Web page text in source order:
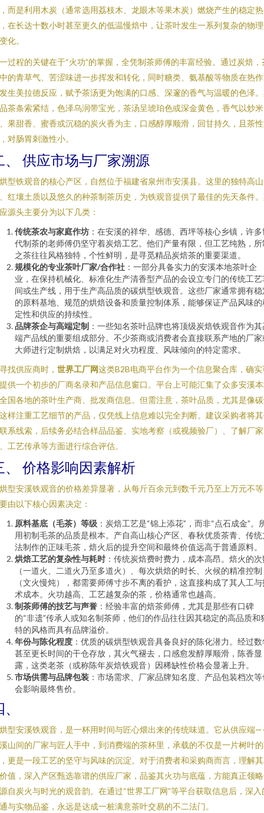
而是利用木炭（通常选用荔枝木、龙眼木等果木炭）燃烧产生的稳定热
在长达十数小时甚至更久的低温慢焙中，让茶叶发生一系列复杂的物
化。
过程的关键在于“火功”的掌握，全凭制茶师傅的丰富经验。通过炭焙，
的青草气、苦涩味进一步挥发和转化，同时糖类、氨基酸等物质在热
生美拉德反应，赋予茶汤更为饱满的口感、深邃的香气与温暖的色泽
茶条索紧结，色泽乌润带宝光，茶汤呈琥珀色或深金黄色，香气以炒米
果甜香、蜜香或沉稳的炭火香为主，口感醇厚顺滑，回甘持久，且茶
对肠胃刺激性小。
、 供应市场与厂家溯源
型铁观音的核心产区，自然位于福建省泉州市安溪县。这里的独特高
红壤土质以及悠久的种茶制茶历史，为铁观音提供了最佳的先天条件
源头主要分为以下几类：
传统茶农与家庭作坊 ：在安溪的祥华、感德、西坪等核心乡镇，许
代制茶的老师傅仍坚守着炭焙工艺。他们产量有限，但工艺纯熟，所
之茶往往风格独特，个性鲜明，是寻觅精品炭焙茶的重要渠道。
规模化的专业茶叶厂家/合作社 ：一部分具备实力的安溪本地茶叶企
业，在保持机械化、标准化生产清香型产品的会设立专门的传统工艺
间或生产线，用于生产高品质的碳烘型铁观音。这些厂家通常拥有稳
的原料基地、规范的烘焙设备和质量控制体系，能够保证产品风味的
定性和供应的持续性。
品牌茶企与高端定制 ：一些知名茶叶品牌也将顶级炭焙铁观音作为
端产品线的重要组成部分。不少茶商或消费者会直接联系产地的厂家
大师进行定制烘焙，以满足对火功程度、风味倾向的特定需求。
找供应商时， 世界工厂网这类B2B电商平台作为一个信息聚合库，确实
供一个初步的厂商名录和产品信息窗口。平台上可能汇集了众多安溪
国各地的茶叶生产商、批发商信息。但需注意，茶叶品质，尤其是像
样注重工艺细节的产品，仅凭线上信息难以完全判断。建议采购者将
系线索，后续务必结合样品品鉴、实地考察（或视频验厂）、了解厂
工艺传承等方面进行综合评估。
、 价格影响因素解析
型安溪铁观音的价格差异显著，从每斤百余元到数千元乃至上万元不
由以下核心因素决定：
原料基底（毛茶）等级 ：炭焙工艺是“锦上添花”，而非“点石成金”。
用初制毛茶的品质是根本。产自高山核心产区、春秋优质茶青、传统
法制作的正味毛茶，焙火后的提升空间和最终价值远高于普通原料。
烘焙工艺的复杂性与耗时 ：传统炭焙费时费力，成本高昂。焙火的
（一道火、二道火乃至多道火）、每次烘焙的时长、火候的精准控制
（文火慢炖），都需要师傅寸步不离的看护，这直接构成了其人工
术成本。火功越高、工艺越复杂的茶，价格通常也越高。
制茶师傅的技艺与声誉 ：经验丰富的焙茶师傅，尤其是那些有口碑
的“非遗”传承人或知名制茶师，他们的作品往往因其稳定的高品质和
特的风格而具有品牌溢价。
年份与陈化程度 ：优质的碳烘型铁观音具备良好的陈化潜力。经过数
甚至更长时间的干仓存放，其火气褪去，口感愈发醇厚顺滑，陈香显
露，这类老茶（或称陈年炭焙铁观音）因稀缺性价格会显著上升。
市场供需与品牌包装 ：市场需求、厂家品牌知名度、产品包装档次
会影响最终售价。
型安溪铁观音，是一杯用时间与匠心煨出来的传统味道。它从供应端
山间的厂家与匠人手中，到消费端的茶杯里，承载的不仅是一片树叶
更是一段工艺的坚守与风味的沉淀。对于消费者和采购商而言，理解
值，深入产区甄选靠谱的供应厂家，品鉴其火功与底蕴，方能真正领
自炭火与时光的观音韵。在通过“世界工厂网”等平台获取信息后，深入
与实物品鉴，永远是达成一桩满意茶叶交易的不二法门。